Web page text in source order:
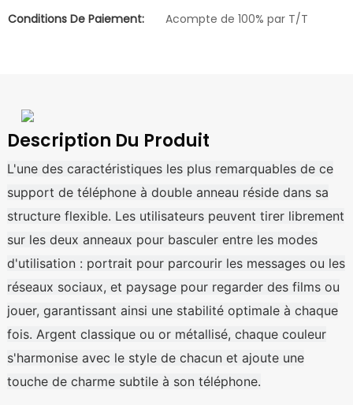
Conditions De Paiement:
Acompte de 100% par T/T
Description Du Produit
L'une des caractéristiques les plus remarquables de ce
support de téléphone à double anneau réside dans sa
structure flexible. Les utilisateurs peuvent tirer librement
sur les deux anneaux pour basculer entre les modes
d'utilisation : portrait pour parcourir les messages ou les
réseaux sociaux, et paysage pour regarder des films ou
jouer, garantissant ainsi une stabilité optimale à chaque
fois. Argent classique ou or métallisé, chaque couleur
s'harmonise avec le style de chacun et ajoute une
touche de charme subtile à son téléphone.